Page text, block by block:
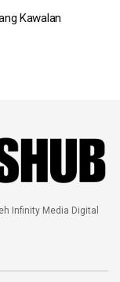
Kawalan
Infinity Media Digital